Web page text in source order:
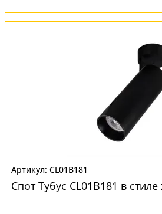
CL01B181
Спот Тубус CL01B181 в стиле